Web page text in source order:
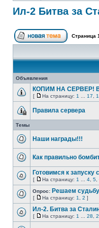
Ил-2 Битва за
Страница 1
Объявления
КОПИМ НА СЕРВЕР!
[ На страницу: 1 17
Правила сервера
Темы
Наши награды!!!
Как правильно
Готовимся к запуску
[ На страницу: 1 4 5
Опрос: Решаем
[ На страницу: 1 2 ]
Ил-2. Битва за
[ На страницу: 1 28